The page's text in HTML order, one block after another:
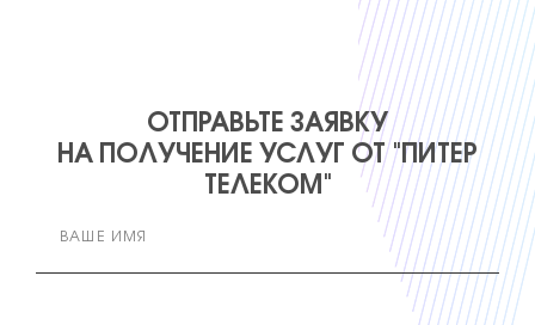
ОТПРАВЬТЕ ЗАЯВКУ
НА ПОЛУЧЕНИЕ УСЛУГ ОТ "ПИТЕР
ТЕЛЕКОМ"